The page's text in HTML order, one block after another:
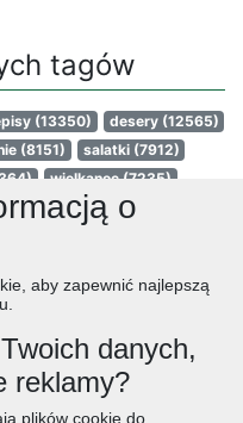
tagów
(13350) desery (12565)
(8151) salatki (7912)
wielkanoc(7235)
jajka(6622)
ciasto(4739)
makaron (4355)
o
aby zapewnić najlepszą
danych,
reklamy?
plików cookie do